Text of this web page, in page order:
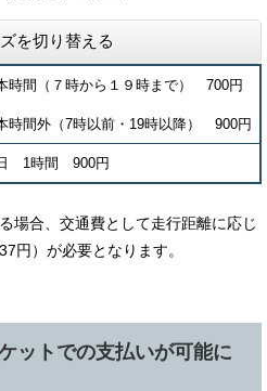
を切り替える
時間（７時から１９時まで） 700円
時間外（7時以前・19時以降） 900円
1時間 900円
場合、交通費として走行距離に応じ
円）が必要となります。
ットでの支払いが可能に